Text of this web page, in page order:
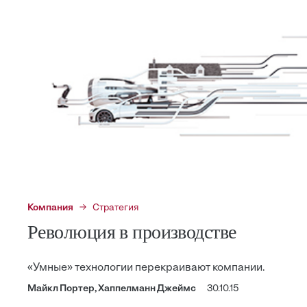
Компания Стратегия
Революция в производстве
«Умные» технологии перекраивают компании.
Майкл Портер, Хаппелманн Джеймс 30.10.15